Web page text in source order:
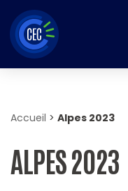
Aller
au
contenu
Accueil > Alpes 2023
ALPES 2023